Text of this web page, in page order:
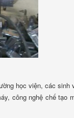
học viện, các sinh
công nghệ chế tạo